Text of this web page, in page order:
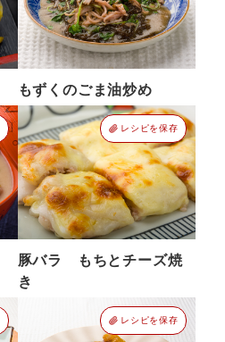
もずくのごま油炒め
レシピを保存
豚バラ もちとチーズ焼
き
レシピを保存